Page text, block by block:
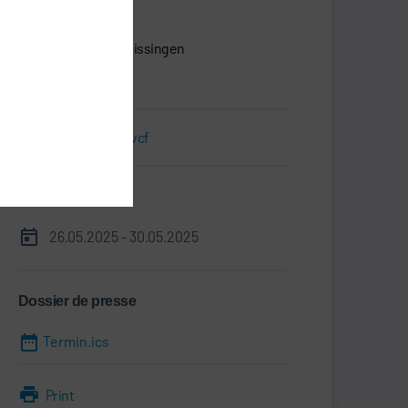
74321 Bietigheim-Bissingen
Carte de visite.vcf
26.05.2025 - 30.05.2025
Dossier de presse
Termin.ics
Print